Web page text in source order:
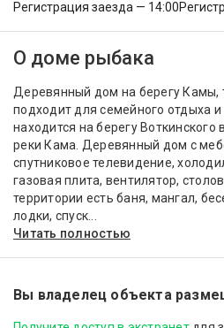
Регистрация заезда — 14:00
О доме рыбака
Деревянный дом на берегу Камы,
подходит для семейного отдыха
находится на берегу
реки Кама. Деревянный дом с
спутниковое телевидение,
газовая плита, вентилятор,
территории есть баня, мангал,
лодки, спуск...
Читать полностью
Вы владелец объекта